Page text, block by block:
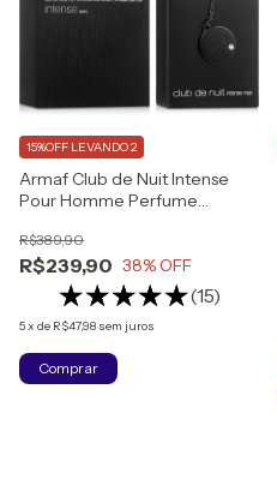
Armaf Club de Nuit Intense
Pour Homme Perfume
R$239,90
R$389,90
38% OFF
(15)
5x de R$47,98 sem juros
15%OFF LEVANDO 2
Comprar